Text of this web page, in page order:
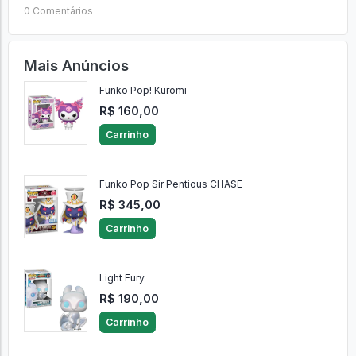
0 Comentários
Mais Anúncios
Funko Pop! Kuromi
R$ 160,00
Carrinho
Funko Pop Sir Pentious CHASE
R$ 345,00
Carrinho
Light Fury
R$ 190,00
Carrinho